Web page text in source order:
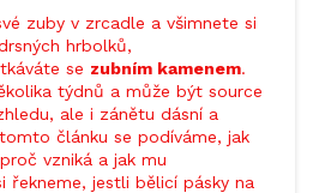
zuby v zrcadle a všimnete si
hrbolků,
se zubním kamenem.
týdnů a může být source
ale i zánětu dásní a
článku se podíváme, jak
vzniká a jak mu
jestli bělicí pásky na